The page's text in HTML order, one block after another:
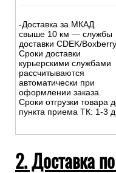
-Доставка за МКАД
свыше 10 км — службы
доставки CDEK/Boxberry
Сроки доставки
курьерскими службами
рассчитываются
автоматически при
оформлении заказа.
Сроки отгрузки товара
пункта приема ТК: 1-3
2. Доставка